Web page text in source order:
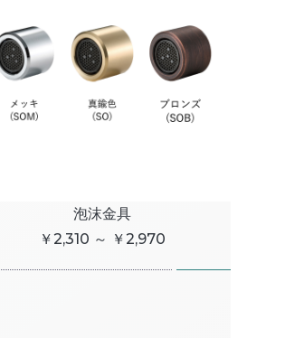
泡沫金具
￥2,310 ～ ￥2,970